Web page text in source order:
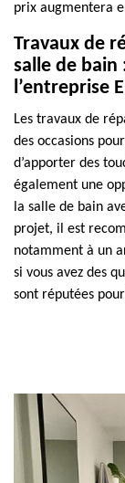
prix augmentera
Travaux de
salle de bain
l’entreprise
Les travaux de
des occasions
d’apporter des
également une
la salle de bain
projet, il est
notamment à un
si vous avez des
sont réputées